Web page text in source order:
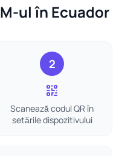
ul în Ecuador
2
Scanează codul QR în
setările dispozitivului